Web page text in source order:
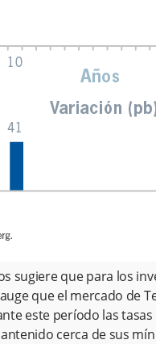
sugiere que para los
que el mercado de
este período las
cerca de sus